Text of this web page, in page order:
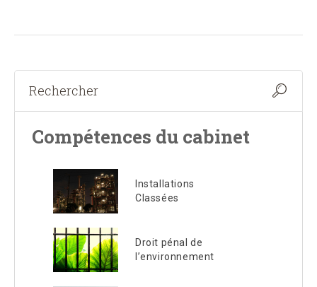
Compétences du cabinet
Installations
Classées
Droit pénal de
l’environnement